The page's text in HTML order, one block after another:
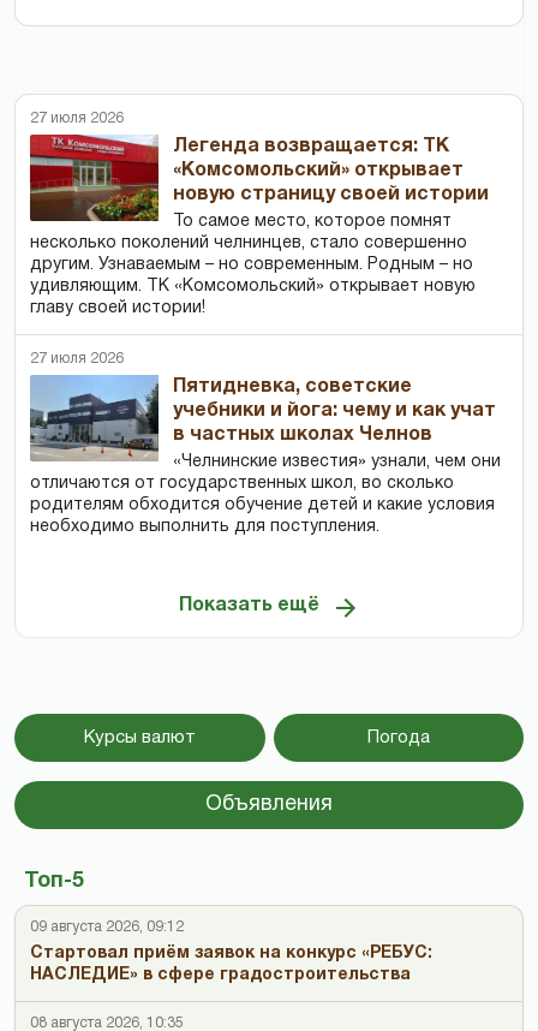
27 июля 2026
Легенда возвращается: ТК
«Комсомольский» открывает
новую страницу своей истории
То самое место, которое помнят
несколько поколений челнинцев, стало совершенно
другим. Узнаваемым – но современным. Родным – но
удивляющим. ТК «Комсомольский» открывает новую
главу своей истории!
27 июля 2026
Пятидневка, советские
учебники и йога: чему и как учат
в частных школах Челнов
«Челнинские известия» узнали, чем они
отличаются от государственных школ, во сколько
родителям обходится обучение детей и какие условия
необходимо выполнить для поступления.
Показать ещё
Курсы валют Погода
Объявления
Топ-5
09 августа 2026, 09:12
Стартовал приём заявок на конкурс «РЕБУС:
НАСЛЕДИЕ» в сфере градостроительства
08 августа 2026, 10:35